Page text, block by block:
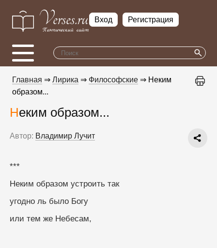
Вход Регистрация
Главная ⇒ Лирика ⇒ Философские ⇒ Неким
образом...
Неким образом...
Автор: Владимир Лучит
***
Неким образом устроить так
угодно ль было Богу
или тем же Небесам,